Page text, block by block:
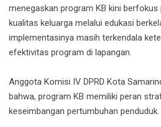
menegaskan program KB kini berfokus
kualitas keluarga melalui edukasi
implementasinya masih terkendala
efektivitas program di lapangan.
Anggota Komisi IV DPRD Kota
bahwa, program KB memiliki peran
keseimbangan pertumbuhan penduduk.